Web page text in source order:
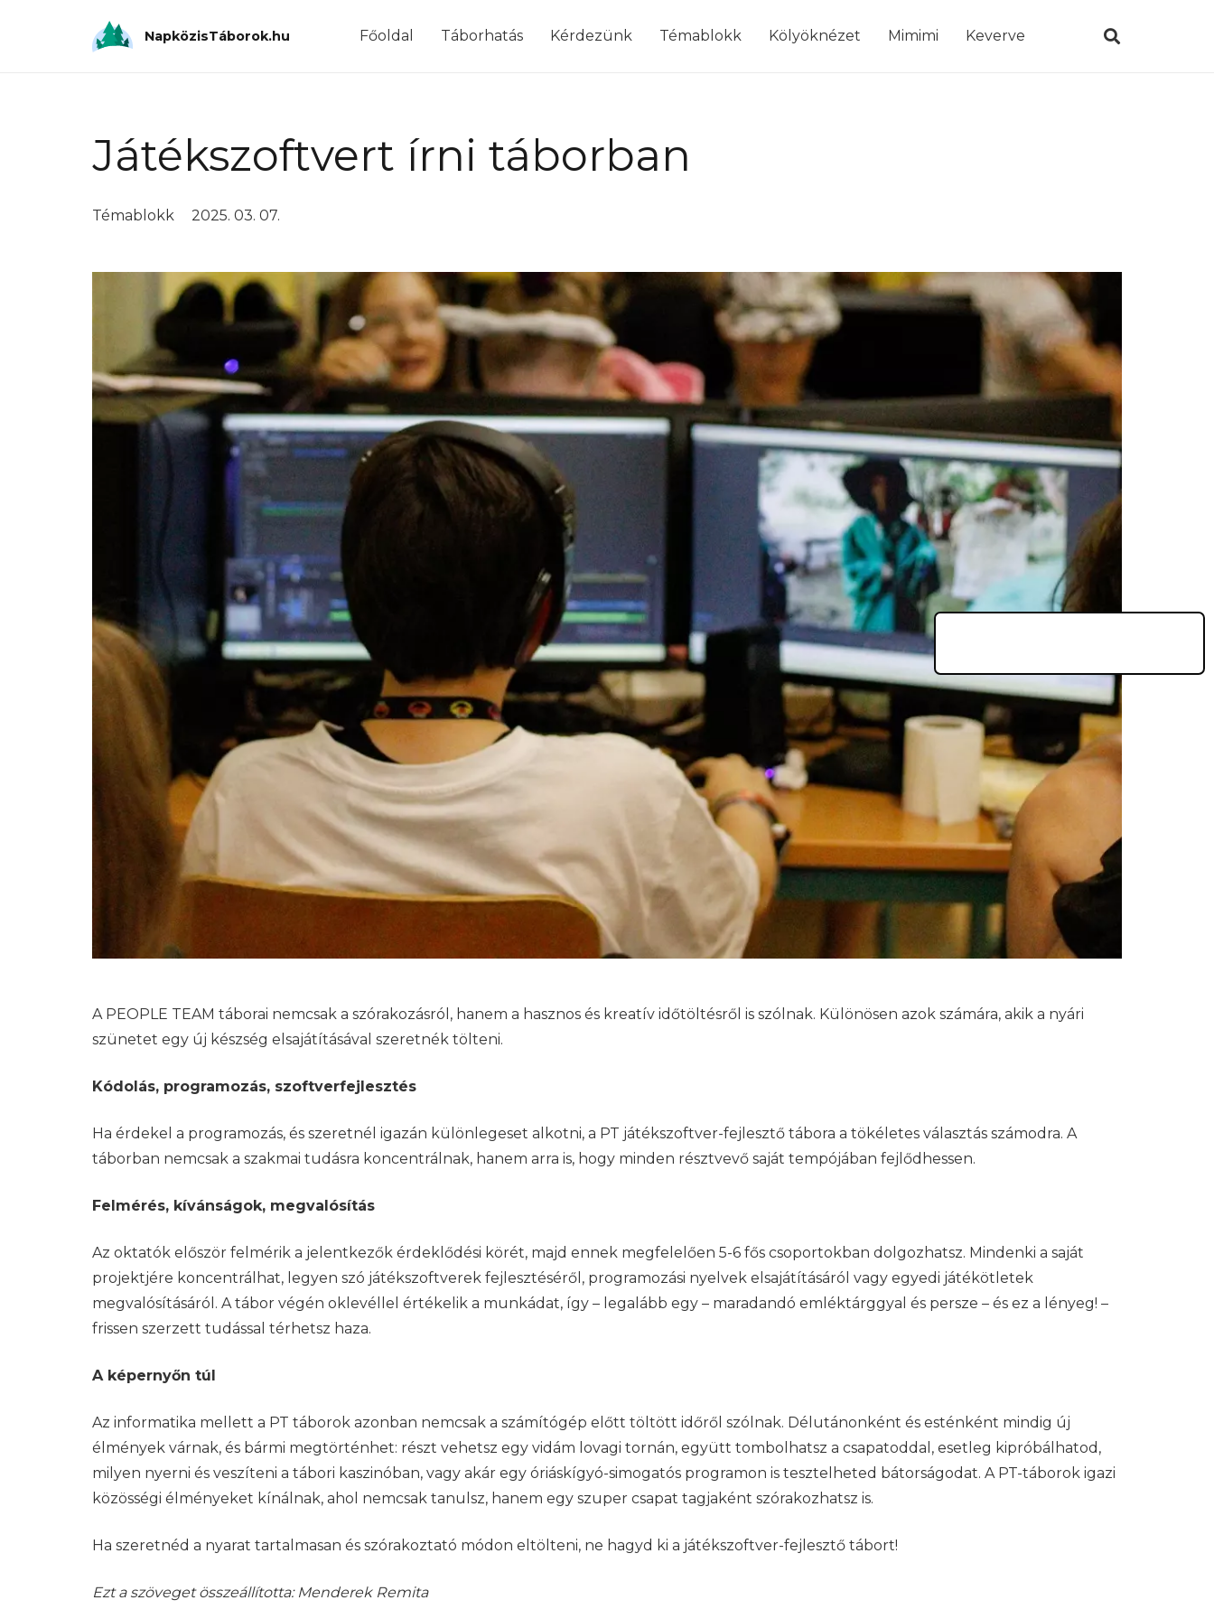
NapközisTáborok.hu Főoldal Táborhatás Kérdezünk Témablokk Kölyöknézet Mimimi Keverve
Játékszoftvert írni táborban
Témablokk 2025. 03. 07.
A PEOPLE TEAM táborai nemcsak a szórakozásról, hanem a hasznos és kreatív időtöltésről is szólnak. Különösen azok számára, akik a nyári
szünetet egy új készség elsajátításával szeretnék tölteni.
Kódolás, programozás, szoftverfejlesztés
Ha érdekel a programozás, és szeretnél igazán különlegeset alkotni, a PT játékszoftver-fejlesztő tábora a tökéletes választás számodra. A
táborban nemcsak a szakmai tudásra koncentrálnak, hanem arra is, hogy minden résztvevő saját tempójában fejlődhessen.
Felmérés, kívánságok, megvalósítás
Az oktatók először felmérik a jelentkezők érdeklődési körét, majd ennek megfelelően 5-6 fős csoportokban dolgozhatsz. Mindenki a saját
projektjére koncentrálhat, legyen szó játékszoftverek fejlesztéséről, programozási nyelvek elsajátításáról vagy egyedi játékötletek
megvalósításáról. A tábor végén oklevéllel értékelik a munkádat, így – legalább egy – maradandó emléktárggyal és persze – és ez a lényeg! –
frissen szerzett tudással térhetsz haza.
A képernyőn túl
Az informatika mellett a PT táborok azonban nemcsak a számítógép előtt töltött időről szólnak. Délutánonként és esténként mindig új
élmények várnak, és bármi megtörténhet: részt vehetsz egy vidám lovagi tornán, együtt tombolhatsz a csapatoddal, esetleg kipróbálhatod,
milyen nyerni és veszíteni a tábori kaszinóban, vagy akár egy óriáskígyó-simogatós programon is tesztelheted bátorságodat. A PT-táborok igazi
közösségi élményeket kínálnak, ahol nemcsak tanulsz, hanem egy szuper csapat tagjaként szórakozhatsz is.
Ha szeretnéd a nyarat tartalmasan és szórakoztató módon eltölteni, ne hagyd ki a játékszoftver-fejlesztő tábort!
Ezt a szöveget összeállította: Menderek Remita